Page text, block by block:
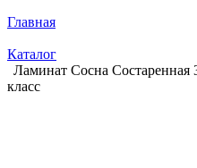
Главная
Каталог
Ламинат Сосна
класс